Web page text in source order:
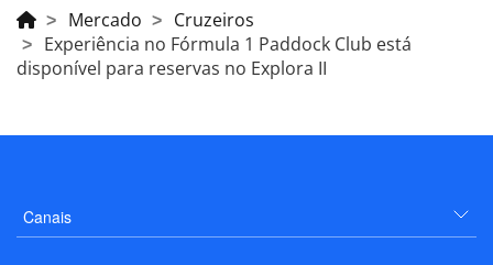
Mercado
Cruzeiros
Experiência no Fórmula 1 Paddock Club está
disponível para reservas no Explora II
Canais